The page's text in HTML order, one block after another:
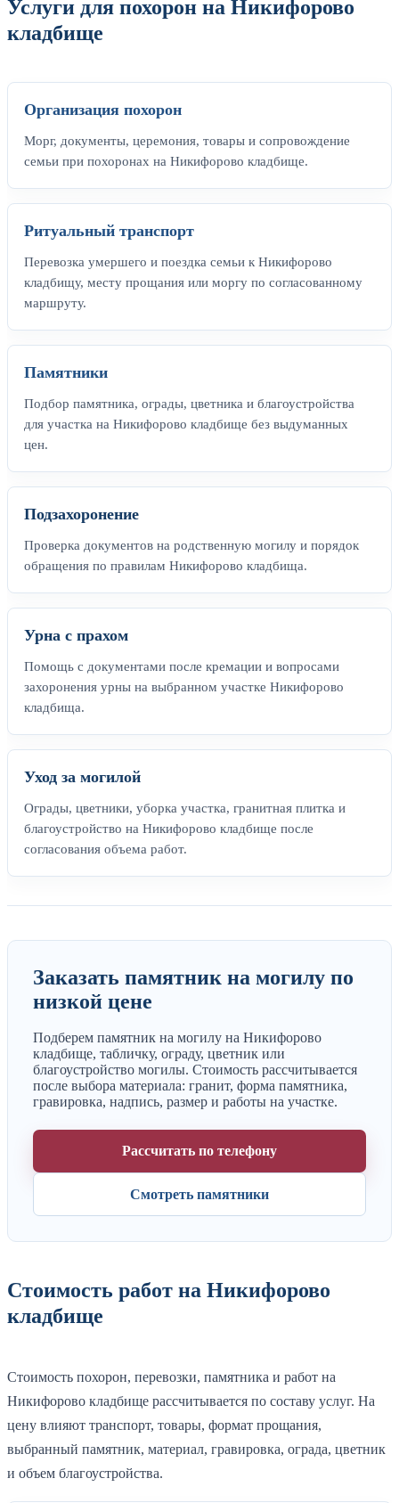
Услуги для похорон на Никифорово
кладбище
Организация похорон
Морг, документы, церемония, товары и сопровождение
семьи при похоронах на Никифорово кладбище.
Ритуальный транспорт
Перевозка умершего и поездка семьи к Никифорово
кладбищу, месту прощания или моргу по согласованному
маршруту.
Памятники
Подбор памятника, ограды, цветника и благоустройства
для участка на Никифорово кладбище без выдуманных
цен.
Подзахоронение
Проверка документов на родственную могилу и порядок
обращения по правилам Никифорово кладбища.
Урна с прахом
Помощь с документами после кремации и вопросами
захоронения урны на выбранном участке Никифорово
кладбища.
Уход за могилой
Ограды, цветники, уборка участка, гранитная плитка и
благоустройство на Никифорово кладбище после
согласования объема работ.
Заказать памятник на могилу по
низкой цене
Подберем памятник на могилу на Никифорово
кладбище, табличку, ограду, цветник или
благоустройство могилы. Стоимость рассчитывается
после выбора материала: гранит, форма памятника,
гравировка, надпись, размер и работы на участке.
Рассчитать по телефону
Смотреть памятники
Стоимость работ на Никифорово
кладбище
Стоимость похорон, перевозки, памятника и работ на
Никифорово кладбище рассчитывается по составу услуг. На
цену влияют транспорт, товары, формат прощания,
выбранный памятник, материал, гравировка, ограда, цветник
и объем благоустройства.